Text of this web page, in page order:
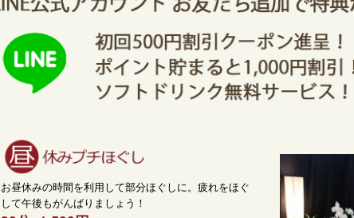
お昼休みの時間を利用して部分ほぐしに。疲れをほぐ
して午後もがんばりましょう！